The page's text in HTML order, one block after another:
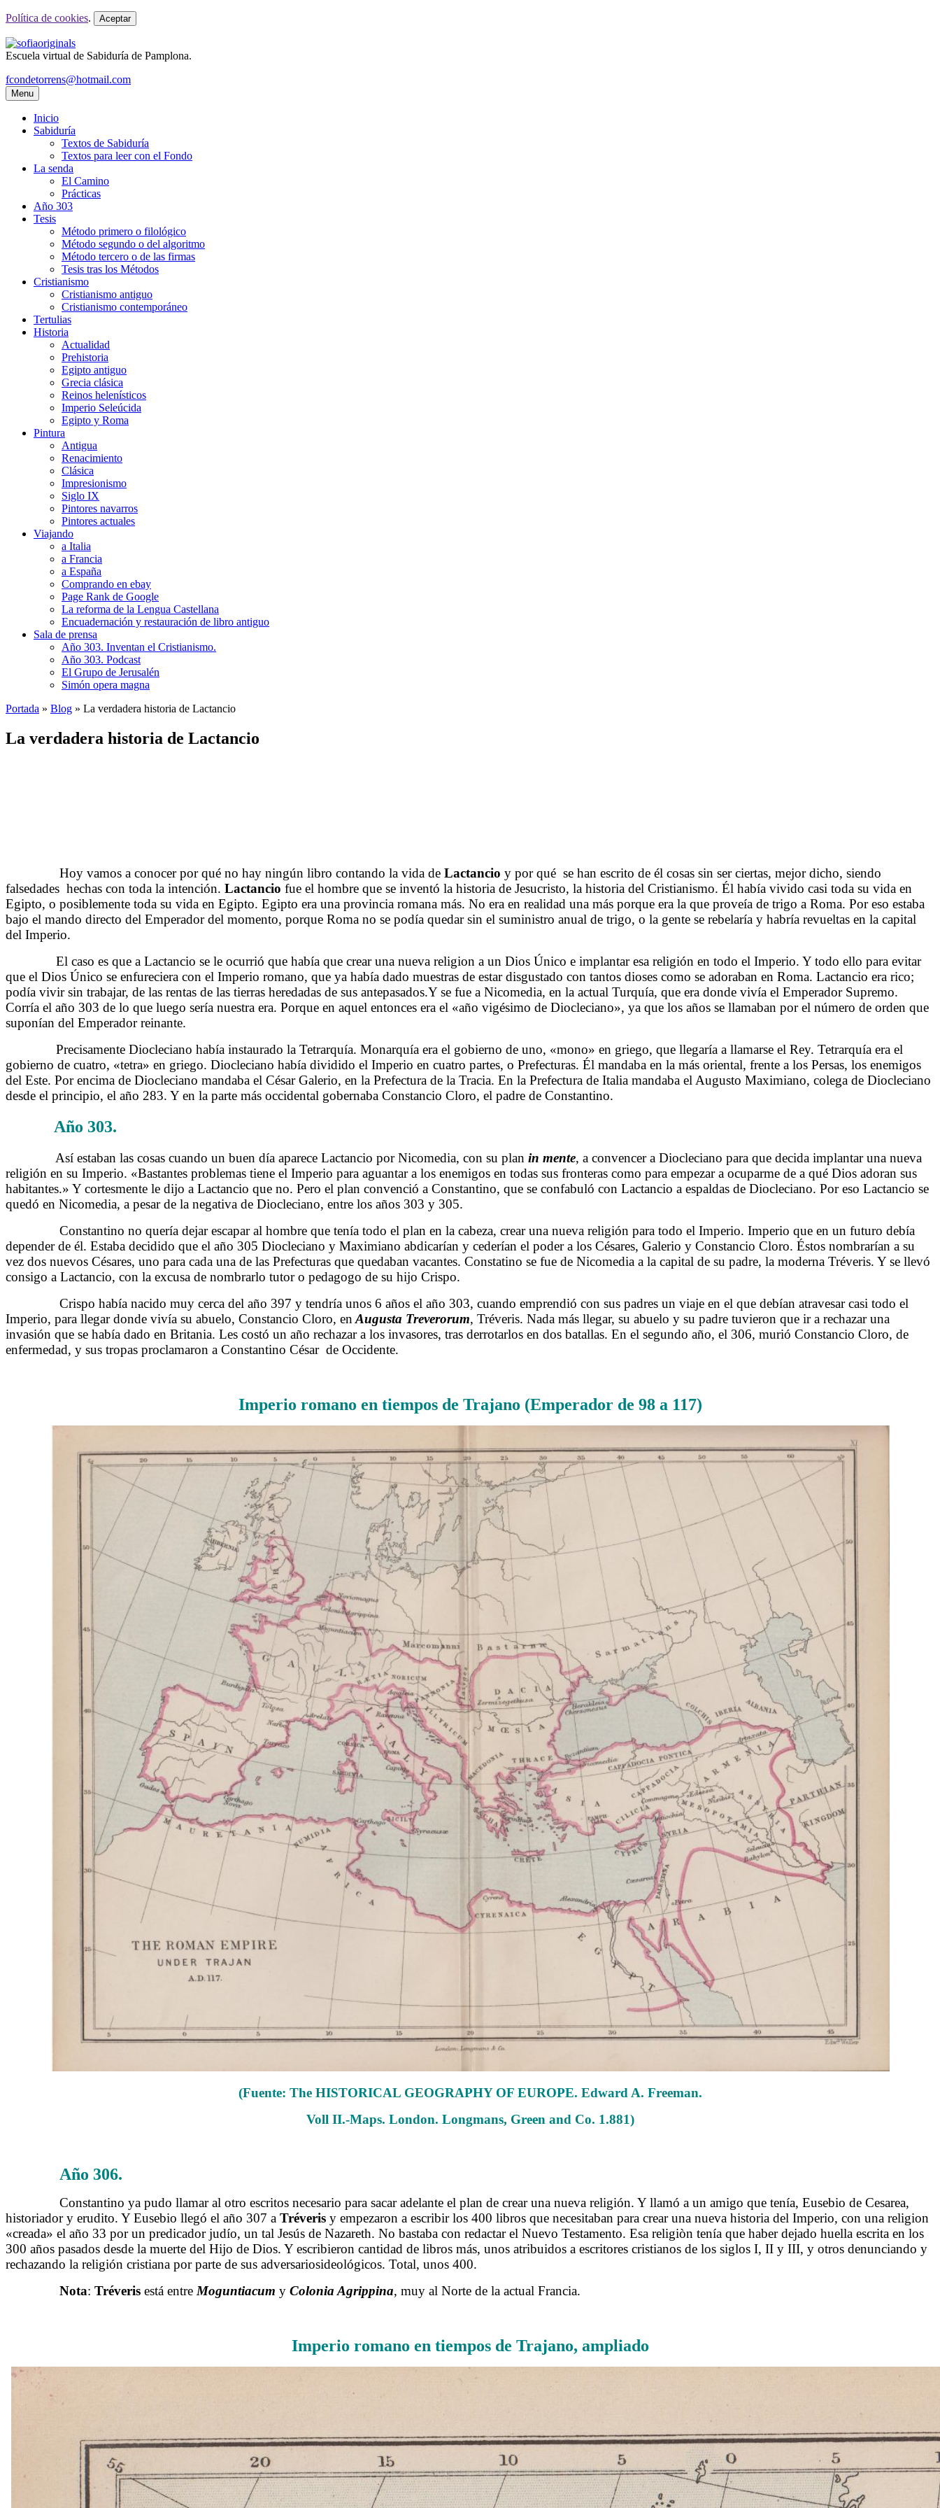
Política de cookies. Aceptar
Escuela virtual de Sabiduría de Pamplona.
fcondetorrens@hotmail.com
Menu
Inicio
Sabiduría
Textos de Sabiduría
Textos para leer con el Fondo
La senda
El Camino
Prácticas
Año 303
Tesis
Método primero o filológico
Método segundo o del algoritmo
Método tercero o de las firmas
Tesis tras los Métodos
Cristianismo
Cristianismo antiguo
Cristianismo contemporáneo
Tertulias
Historia
Actualidad
Prehistoria
Egipto antiguo
Grecia clásica
Reinos helenísticos
Imperio Seleúcida
Egipto y Roma
Pintura
Antigua
Renacimiento
Clásica
Impresionismo
Siglo IX
Pintores navarros
Pintores actuales
Viajando
a Italia
a Francia
a España
Comprando en ebay
Page Rank de Google
La reforma de la Lengua Castellana
Encuadernación y restauración de libro antiguo
Sala de prensa
Año 303. Inventan el Cristianismo.
Año 303. Podcast
El Grupo de Jerusalén
Simón opera magna
Portada » Blog » La verdadera historia de Lactancio
La verdadera historia de Lactancio
Hoy vamos a conocer por qué no hay ningún libro contando la vida de Lactancio y por qué se han escrito de él cosas sin ser ciertas, mejor dicho, siendo
falsedades hechas con toda la intención. Lactancio fue el hombre que se inventó la historia de Jesucristo, la historia del Cristianismo. Él había vivido casi toda su vida en
Egipto, o posiblemente toda su vida en Egipto. Egipto era una provincia romana más. No era en realidad una más porque era la que proveía de trigo a Roma. Por eso estaba
bajo el mando directo del Emperador del momento, porque Roma no se podía quedar sin el suministro anual de trigo, o la gente se rebelaría y habría revueltas en la capital
del Imperio.
El caso es que a Lactancio se le ocurrió que había que crear una nueva religion a un Dios Único e implantar esa religión en todo el Imperio. Y todo ello para evitar
que el Dios Único se enfureciera con el Imperio romano, que ya había dado muestras de estar disgustado con tantos dioses como se adoraban en Roma. Lactancio era rico;
podía vivir sin trabajar, de las rentas de las tierras heredadas de sus antepasados.Y se fue a Nicomedia, en la actual Turquía, que era donde vivía el Emperador Supremo.
Corría el año 303 de lo que luego sería nuestra era. Porque en aquel entonces era el «año vigésimo de Diocleciano», ya que los años se llamaban por el número de orden que
suponían del Emperador reinante.
Precisamente Diocleciano había instaurado la Tetrarquía. Monarquía era el gobierno de uno, «mono» en griego, que llegaría a llamarse el Rey. Tetrarquía era el
gobierno de cuatro, «tetra» en griego. Diocleciano había dividido el Imperio en cuatro partes, o Prefecturas. Él mandaba en la más oriental, frente a los Persas, los enemigos
del Este. Por encima de Diocleciano mandaba el César Galerio, en la Prefectura de la Tracia. En la Prefectura de Italia mandaba el Augusto Maximiano, colega de Diocleciano
desde el principio, el año 283. Y en la parte más occidental gobernaba Constancio Cloro, el padre de Constantino.
Año 303.
Así estaban las cosas cuando un buen día aparece Lactancio por Nicomedia, con su plan in mente, a convencer a Diocleciano para que decida implantar una nueva
religión en su Imperio. «Bastantes problemas tiene el Imperio para aguantar a los enemigos en todas sus fronteras como para empezar a ocuparme de a qué Dios adoran sus
habitantes.» Y cortesmente le dijo a Lactancio que no. Pero el plan convenció a Constantino, que se confabuló con Lactancio a espaldas de Diocleciano. Por eso Lactancio se
quedó en Nicomedia, a pesar de la negativa de Diocleciano, entre los años 303 y 305.
Constantino no quería dejar escapar al hombre que tenía todo el plan en la cabeza, crear una nueva religión para todo el Imperio. Imperio que en un futuro debía
depender de él. Estaba decidido que el año 305 Diocleciano y Maximiano abdicarían y cederían el poder a los Césares, Galerio y Constancio Cloro. Éstos nombrarían a su
vez dos nuevos Césares, uno para cada una de las Prefecturas que quedaban vacantes. Constatino se fue de Nicomedia a la capital de su padre, la moderna Tréveris. Y se llevó
consigo a Lactancio, con la excusa de nombrarlo tutor o pedagogo de su hijo Crispo.
Crispo había nacido muy cerca del año 397 y tendría unos 6 años el año 303, cuando emprendió con sus padres un viaje en el que debían atravesar casi todo el
Imperio, para llegar donde vivía su abuelo, Constancio Cloro, en Augusta Treverorum, Tréveris. Nada más llegar, su abuelo y su padre tuvieron que ir a rechazar una
invasión que se había dado en Britania. Les costó un año rechazar a los invasores, tras derrotarlos en dos batallas. En el segundo año, el 306, murió Constancio Cloro, de
enfermedad, y sus tropas proclamaron a Constantino César de Occidente.
Imperio romano en tiempos de Trajano (Emperador de 98 a 117)
(Fuente: The HISTORICAL GEOGRAPHY OF EUROPE. Edward A. Freeman.
Voll II.-Maps. London. Longmans, Green and Co. 1.881)
Año 306.
Constantino ya pudo llamar al otro escritos necesario para sacar adelante el plan de crear una nueva religión. Y llamó a un amigo que tenía, Eusebio de Cesarea,
historiador y erudito. Y Eusebio llegó el año 307 a Tréveris y empezaron a escribir los 400 libros que necesitaban para crear una nueva historia del Imperio, con una religion
«creada» el año 33 por un predicador judío, un tal Jesús de Nazareth. No bastaba con redactar el Nuevo Testamento. Esa religiòn tenía que haber dejado huella escrita en los
300 años pasados desde la muerte del Hijo de Dios. Y escribieron cantidad de libros más, unos atribuidos a escritores cristianos de los siglos I, II y III, y otros denunciando y
rechazando la religión cristiana por parte de sus adversariosideológicos. Total, unos 400.
Nota: Tréveris está entre Moguntiacum y Colonia Agrippina, muy al Norte de la actual Francia.
Imperio romano en tiempos de Trajano, ampliado